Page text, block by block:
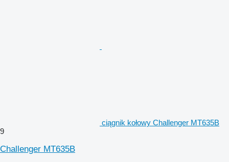
ciągnik kołowy Challenger MT635B
9
Challenger MT635B